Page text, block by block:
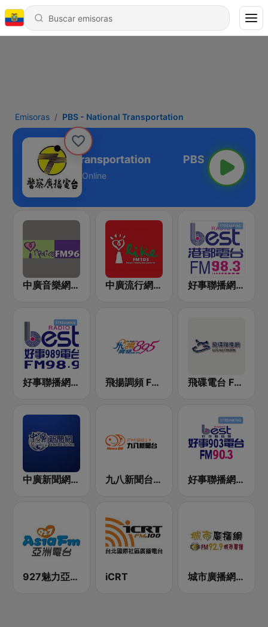
Emisoras PBS - National Transportation
- National Transportation
Online
中廣音樂網 i Radio FM96.3 中廣流行網 I like radio 好事聯播網 港都983 Best Radio FM98.3
好事聯播網 Best Radio FM98.9 飛揚調頻 FM 89.5 飛碟電台 FM92.1
中廣新聞網 BCC News Radio 九八新聞台 News98 FM 98.1 好事聯播網 Best Radio FM90.3
927魅力亞洲 Asia FM 亞洲電台 iCRT 城市廣播網 FM 92.9 城市廣播